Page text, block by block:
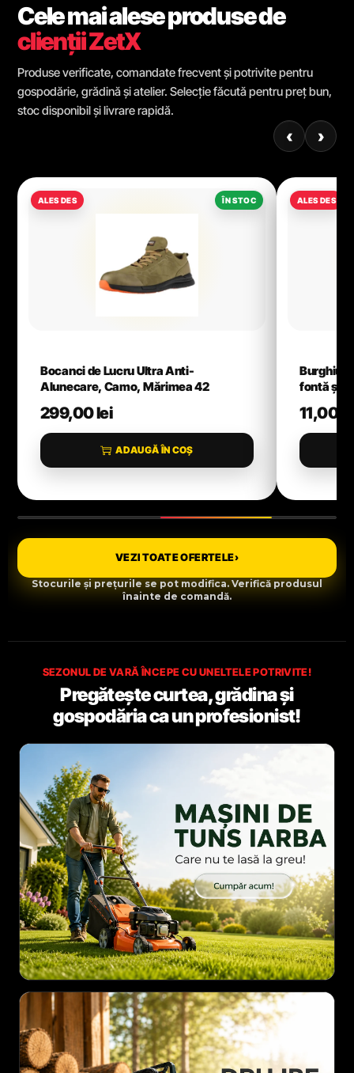
Cele mai alese produse de
clienții ZetX
Produse verificate, comandate frecvent și potrivite pentru
gospodărie, grădină și atelier. Selecție făcută pentru preț bun,
stoc disponibil și livrare rapidă.
‹ ›
Bocanci de Lucru Ultra Anti-
Alunecare, Camo, Mărimea 42
299,00lei
ADAUGĂ ÎN COȘ
Burghiu
fontă și
11,00
VEZI TOATE OFERTELE›
Stocurile și prețurile se pot modifica. Verifică produsul
înainte de comandă.
SEZONUL DE VARĂ ÎNCEPE CU UNELTELE POTRIVITE!
Pregătește curtea, grădina și
gospodăria ca un profesionist!